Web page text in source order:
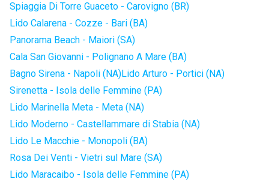
Spiaggia Di Torre Guaceto - Carovigno (BR)
Lido Calarena - Cozze - Bari (BA)
Panorama Beach - Maiori (SA)
Cala San Giovanni - Polignano A Mare (BA)
Bagno Sirena - Napoli (NA)Lido Arturo - Portici (NA)
Sirenetta - Isola delle Femmine (PA)
Lido Marinella Meta - Meta (NA)
Lido Moderno - Castellammare di Stabia (NA)
Lido Le Macchie - Monopoli (BA)
Rosa Dei Venti - Vietri sul Mare (SA)
Lido Maracaibo - Isola delle Femmine (PA)